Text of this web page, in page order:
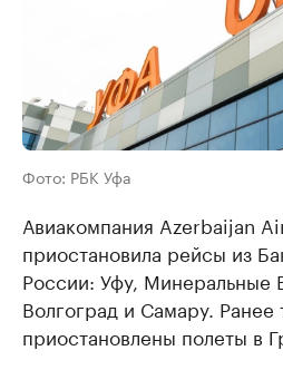
Фото: РБК Уфа
Авиакомпания Azerbaijan
приостановила рейсы из
России: Уфу, Минеральные
Волгоград и Самару. Ранее
приостановлены полеты в